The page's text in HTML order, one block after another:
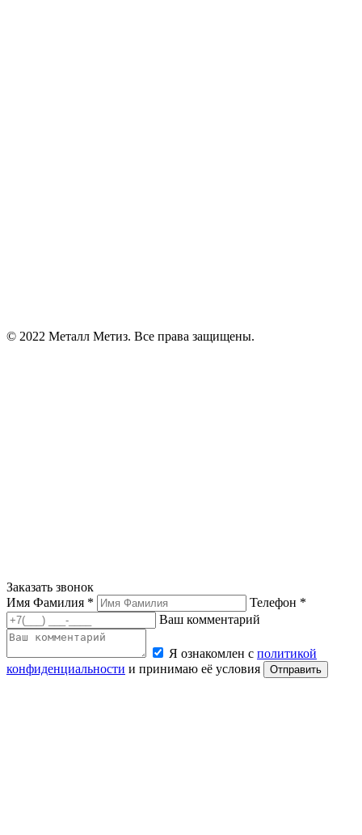
© 2022 Металл Метиз. Все права защищены.
Заказать звонок
Имя Фамилия *
Телефон *
Ваш комментарий
Я ознакомлен с политикой
конфиденциальности и принимаю её условия Отправить